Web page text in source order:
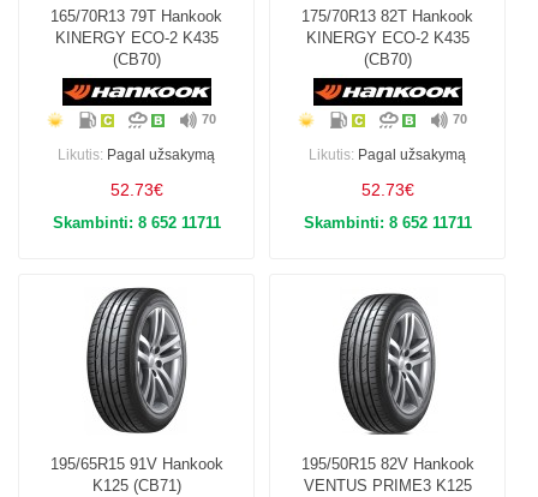
165/70R13 79T Hankook
KINERGY ECO-2 K435
(CB70)
70
Likutis: Pagal užsakymą
52.73€
Skambinti: 8 652 11711
175/70R13 82T Hankook
KINERGY ECO-2 K435
(CB70)
70
Likutis: Pagal užsakymą
52.73€
Skambinti: 8 652 11711
195/65R15 91V Hankook
K125 (CB71)
195/50R15 82V Hankook
VENTUS PRIME3 K125